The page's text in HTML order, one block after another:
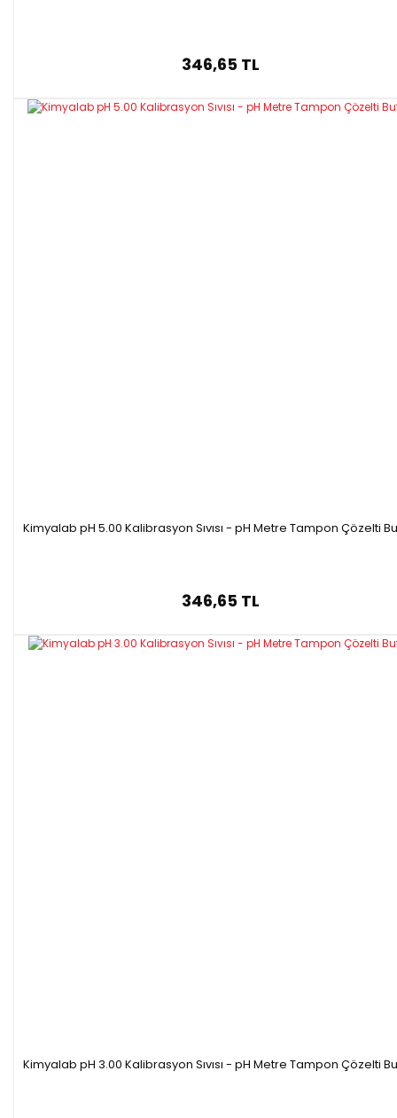
346,65 TL
Kimyalab pH 5.00 Kalibrasyon Sıvısı - pH Metre Tampon Çözelti
346,65 TL
Kimyalab pH 3.00 Kalibrasyon Sıvısı - pH Metre Tampon Çözelti